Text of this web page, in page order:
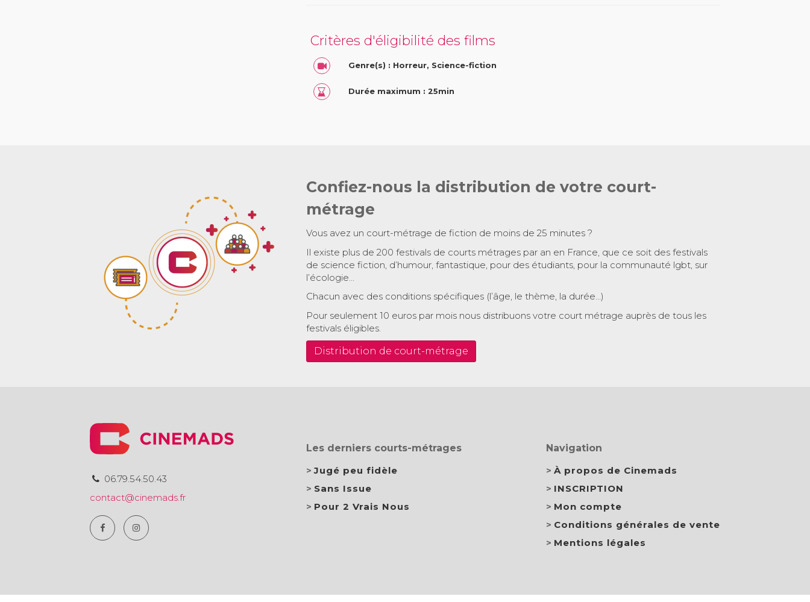
Critères d'éligibilité des films
Genre(s) : Horreur, Science-fiction
Durée maximum : 25min
Confiez-nous la distribution de votre court-
métrage
Vous avez un court-métrage de fiction de moins de 25 minutes ?
Il existe plus de 200 festivals de courts métrages par an en France, que ce soit des festivals
de science fiction, d’humour, fantastique, pour des étudiants, pour la communauté lgbt, sur
l’écologie…
Chacun avec des conditions spécifiques (l’âge, le thème, la durée…)
Pour seulement 10 euros par mois nous distribuons votre court métrage auprès de tous les
festivals éligibles.
Distribution de court-métrage
06.79.54.50.43
contact@cinemads.fr
Les derniers courts-métrages
Jugé peu fidèle
Sans Issue
Pour 2 Vrais Nous
Navigation
À propos de Cinemads
INSCRIPTION
Mon compte
Conditions générales de vente
Mentions légales